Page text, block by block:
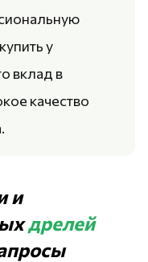
у
вклад в
качество
и
дрелей